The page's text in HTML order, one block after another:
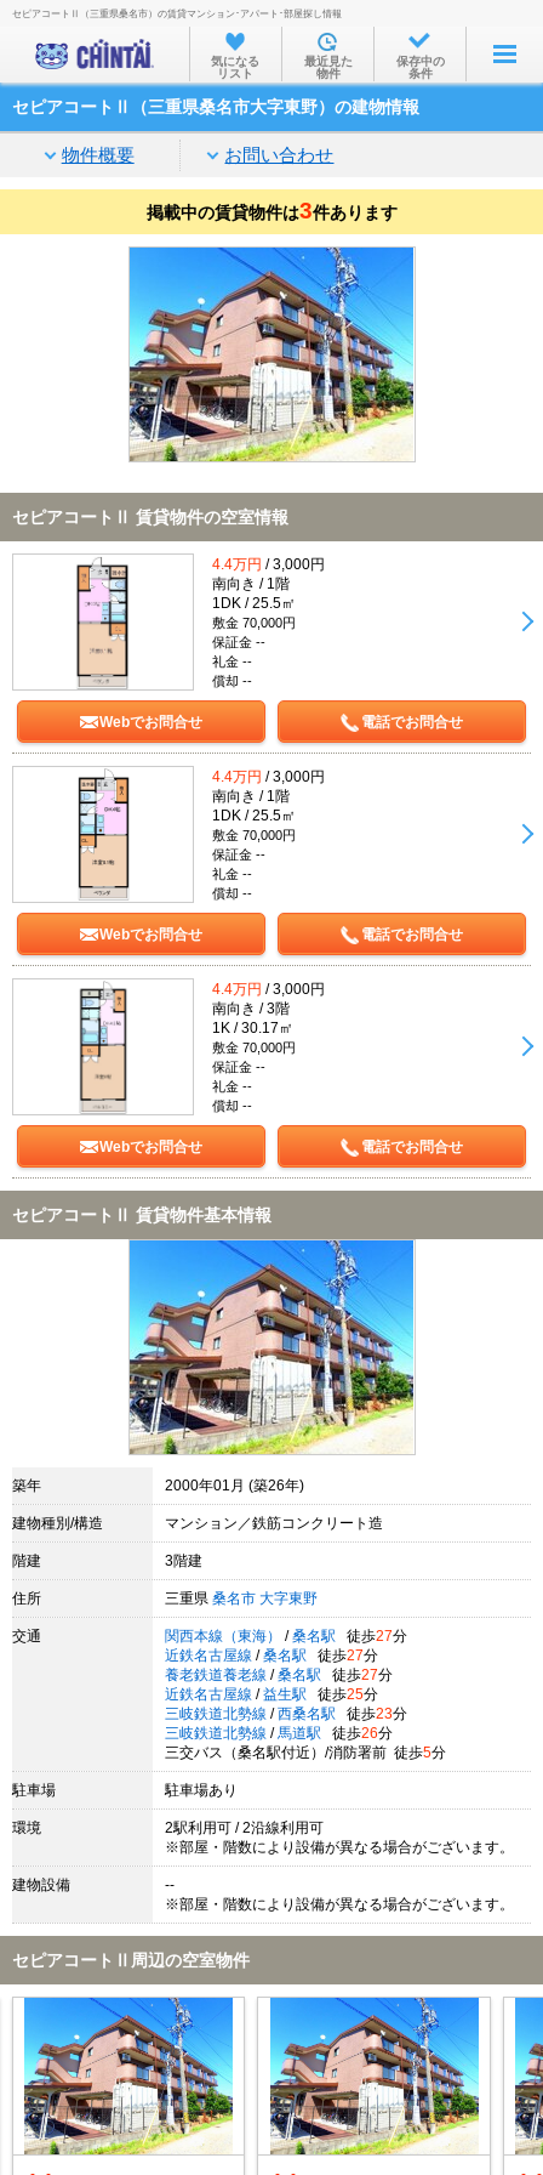
お部屋を探す
沿線・駅から
住所から
家賃相場から
通勤通学時間から
物件特集から
不動産会社から
TOP
セピアコートⅡ（三重県桑名市）の賃貸マンション･アパート･部屋探し情報
気になる
リスト
最近見た
物件
保存中の
条件
セピアコートⅡ（三重県桑名市大字東野）の建物情報
物件概要 お問い合わせ
掲載中の賃貸物件は3件あります
セピアコートⅡ 賃貸物件の空室情報
4.4万円 / 3,000円
南向き / 1階
1DK / 25.5㎡
敷金 70,000円
保証金 --
礼金 --
償却 --
Webでお問合せ 電話でお問合せ
4.4万円 / 3,000円
南向き / 1階
1DK / 25.5㎡
敷金 70,000円
保証金 --
礼金 --
償却 --
Webでお問合せ 電話でお問合せ
4.4万円 / 3,000円
南向き / 3階
1K / 30.17㎡
敷金 70,000円
保証金 --
礼金 --
償却 --
Webでお問合せ 電話でお問合せ
セピアコートⅡ 賃貸物件基本情報
築年 2000年01月 (築26年)
建物種別/構造 マンション／鉄筋コンクリート造
階建 3階建
住所 三重県 桑名市 大字東野
交通 関西本線（東海） / 桑名駅 徒歩27分
近鉄名古屋線 / 桑名駅 徒歩27分
養老鉄道養老線 / 桑名駅 徒歩27分
近鉄名古屋線 / 益生駅 徒歩25分
三岐鉄道北勢線 / 西桑名駅 徒歩23分
三岐鉄道北勢線 / 馬道駅 徒歩26分
三交バス（桑名駅付近）/消防署前 徒歩5分
駐車場 駐車場あり
環境
2駅利用可 / 2沿線利用可
※部屋・階数により設備が異なる場合がございます。
建物設備
--
※部屋・階数により設備が異なる場合がございます。
セピアコートⅡ周辺の空室物件